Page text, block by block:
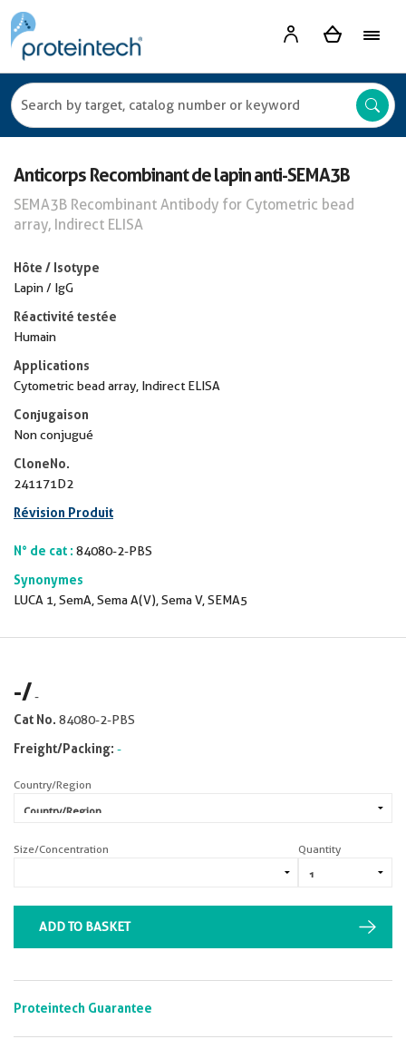
Anticorps Recombinant de lapin anti-SEMA3B
SEMA3B Recombinant Antibody for Cytometric bead
array, Indirect ELISA
Hôte / Isotype
Lapin / IgG
Réactivité testée
Humain
Applications
Cytometric bead array, Indirect ELISA
Conjugaison
Non conjugué
CloneNo.
241171D2
Révision Produit
N° de cat : 84080-2-PBS
Synonymes
LUCA 1, SemA, Sema A(V), Sema V, SEMA5
-/-
Cat No. 84080-2-PBS
Freight/Packing: -
Country/Region
Size/Concentration Quantity
ADD TO BASKET
Proteintech Guarantee